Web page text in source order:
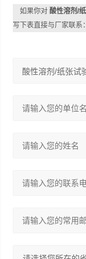
如果你对 酸性溶剂/
写下表直接与厂家联系：